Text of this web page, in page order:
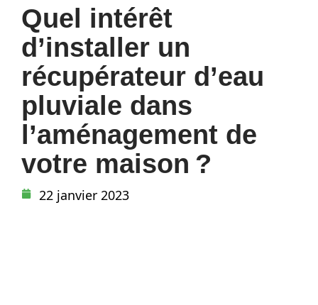
Quel intérêt
d’installer un
récupérateur d’eau
pluviale dans
l’aménagement de
votre maison ?
22 janvier 2023